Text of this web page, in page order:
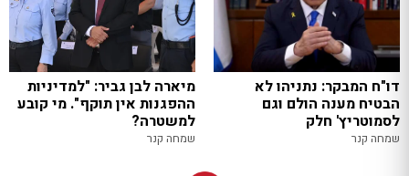
דו"ח המבקר: נתניהו לא
הבטיח מענה הולם וגם
לסמוטריץ' חלק
שמחה קנר
מיארה לבן גביר: "למדיניות
ההפגנות אין תוקף". מי קובע
למשטרה?
שמחה קנר